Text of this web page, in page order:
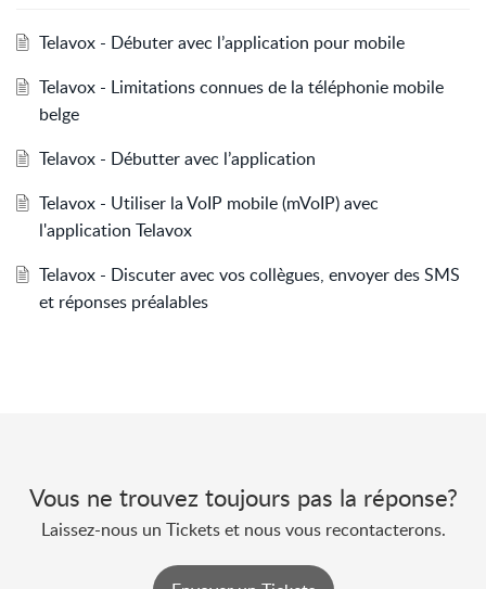
Telavox - Débuter avec l’application pour mobile
Telavox - Limitations connues de la téléphonie mobile
belge
Telavox - Débutter avec l’application
Telavox - Utiliser la VoIP mobile (mVoIP) avec
l'application Telavox
Telavox - Discuter avec vos collègues, envoyer des SMS
et réponses préalables
Vous ne trouvez toujours pas la réponse?
Laissez-nous un Tickets et nous vous recontacterons.